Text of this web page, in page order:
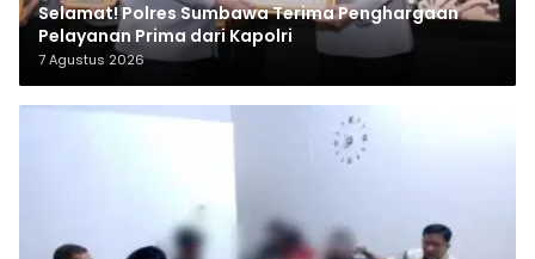
Selamat! Polres Sumbawa Terima Penghargaan
Pelayanan Prima dari Kapolri
7 Agustus 2026